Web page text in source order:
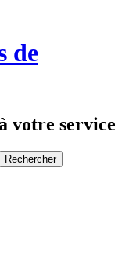
de
votre service